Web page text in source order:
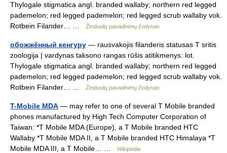
Thylogale stigmatica angl. branded wallaby; northern red legged
pademelon; red legged pademelon; red legged scrub wallaby vok.
Rotbein Filander… …
Žinduolių pavadinimų žodynas
обожжённый кенгуру — rausvakojis filanderis statusas T sritis
zoologija | vardynas taksono rangas rūšis atitikmenys: lot.
Thylogale stigmatica angl. branded wallaby; northern red legged
pademelon; red legged pademelon; red legged scrub wallaby vok.
Rotbein Filander… …
Žinduolių pavadinimų žodynas
T-Mobile MDA — may refer to one of several T Mobile branded
phones manufactured by High Tech Computer Corporation of
Taiwan: *T Mobile MDA (Europe), a T Mobile branded HTC
Wallaby *T Mobile MDA II, a T Mobile branded HTC Himalaya *T
Mobile MDA III, a T Mobile… …
Wikipedia